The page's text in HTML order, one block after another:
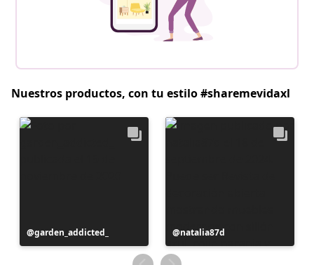
Nuestros productos, con tu estilo #sharemevidaxl
Publicación
realizada
garden_addicted_
Publicación
realizada
por
natalia87d